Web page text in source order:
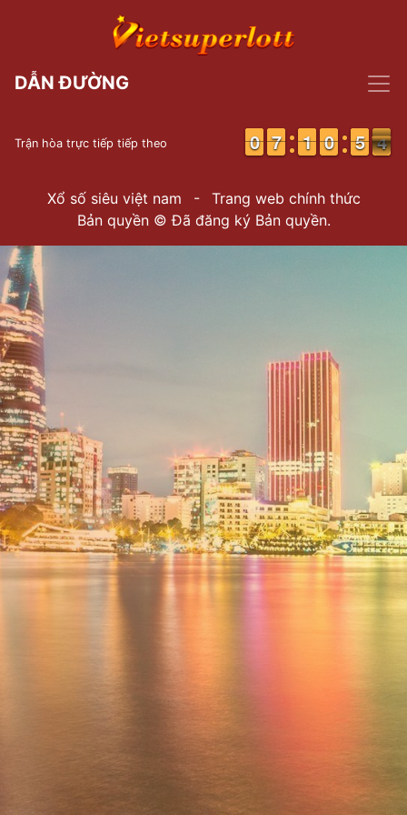
DẪN ĐƯỜNG
Trận hòa trực tiếp tiếp theo 9
9
0
0 6
6
7
7 1
1
1
1 9
9
0
0 4
4
5
5 4
3
3
Xổ số siêu việt nam -
Trang web chính thức
Bản quyền © Đã đăng ký Bản quyền.